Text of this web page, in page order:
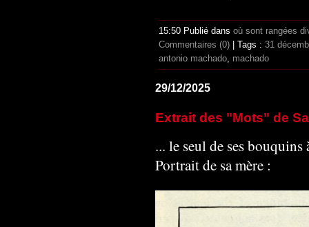
15:50 Publié dans où sont rangées
Commentaires (0) | Tags : 31
antonio machado, machado
29/12/2025
Extrait des "Mots" de
... le seul de ses bouquins
Portrait de sa mère :